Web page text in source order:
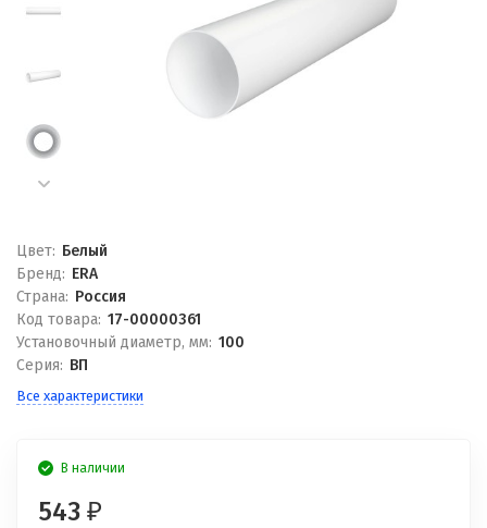
Цвет: Белый
Бренд: ERA
Страна: Россия
Код товара: 17-00000361
Установочный диаметр, мм: 100
Серия: ВП
Все характеристики
В наличии
543 ₽